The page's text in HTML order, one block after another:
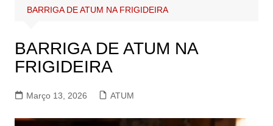
BARRIGA DE ATUM NA FRIGIDEIRA
BARRIGA DE ATUM NA
FRIGIDEIRA
Março 13, 2026 ATUM